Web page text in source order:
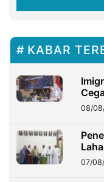
KABAR
08/
07/